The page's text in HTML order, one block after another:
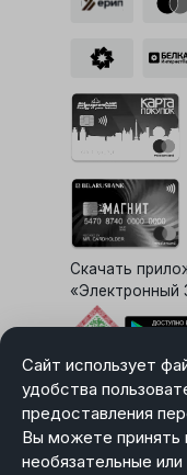
Сайт использует
удобства
предоставления
Вы можете принять
необязательные
Скачать
«Электронный